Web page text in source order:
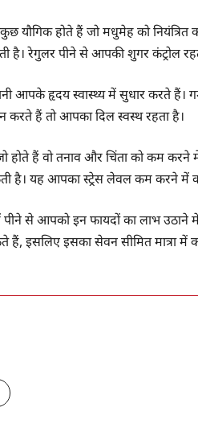
यौगिक होते हैं जो मधुमेह को
है। रेगुलर पीने से आपकी शुगर कंट्रोल
आपके हृदय स्वास्थ्य में सुधार करते हैं।
हैं तो आपका दिल स्वस्थ रहता है।
होते हैं वो तनाव और चिंता को कम करने
यह आपका स्ट्रेस लेवल कम करने में
पीने से आपको इन फायदों का लाभ
हैं, इसलिए इसका सेवन सीमित मात्रा में